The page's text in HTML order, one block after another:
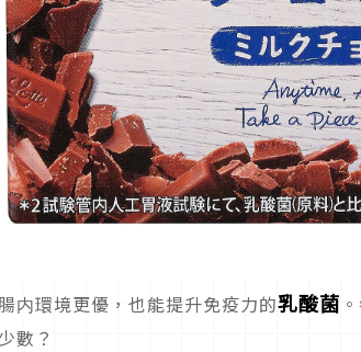
内環境更優，也能提升免疫力的乳酸菌
數？